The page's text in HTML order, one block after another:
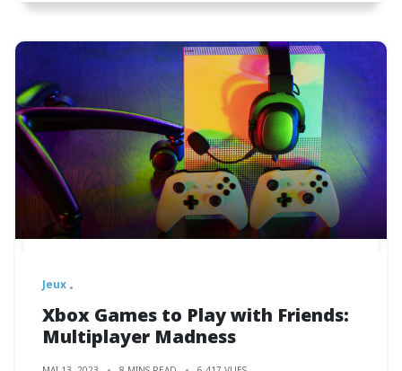
Jeux
Xbox Games to Play with Friends:
Multiplayer Madness